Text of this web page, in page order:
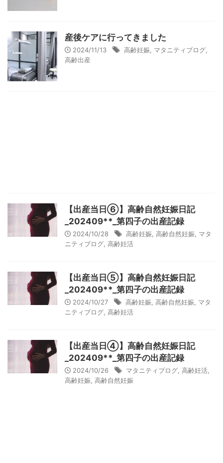
産後ケアに行ってきました
2024/11/13 高齢妊娠 マタニティブログ
高齢出産
【出産当日⑥】高齢自然妊娠日記
_202409**_第四子の出産記録
2024/10/28 高齢妊娠 高齢自然妊娠 マタ
ニティブログ 高齢妊活
【出産当日⑤】高齢自然妊娠日記
_202409**_第四子の出産記録
2024/10/27 高齢妊娠 高齢自然妊娠 マタ
ニティブログ 高齢妊活
【出産当日④】高齢自然妊娠日記
_202409**_第四子の出産記録
2024/10/26 マタニティブログ 高齢妊活
高齢妊娠 高齢自然妊娠